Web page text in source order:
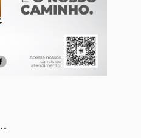
17° 13°